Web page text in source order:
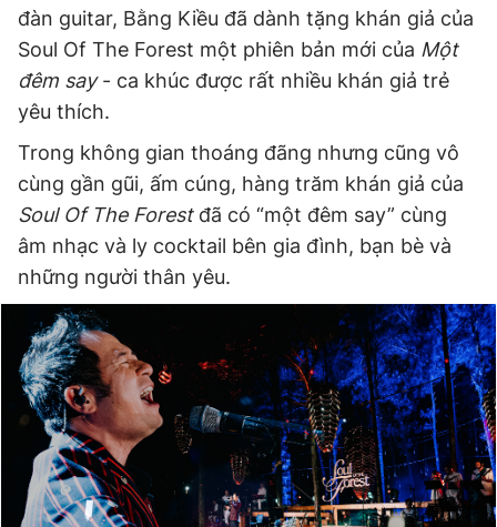
đàn guitar, Bằng Kiều đã dành tặng khán giả của
Soul Of The Forest một phiên bản mới của Một
đêm say- ca khúc được rất nhiều khán giả trẻ
yêu thích.
Trong không gian thoáng đãng nhưng cũng vô
cùng gần gũi, ấm cúng, hàng trăm khán giả của
Soul Of The Forestđã có “một đêm say” cùng
âm nhạc và ly cocktail bên gia đình, bạn bè và
những người thân yêu.